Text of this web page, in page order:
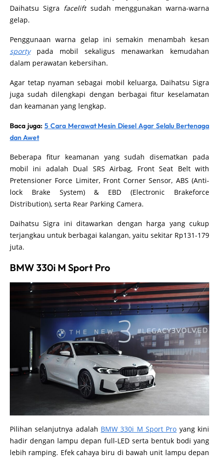
Daihatsu Sigra facelift sudah menggunakan warna-warna
gelap.
Penggunaan warna gelap ini semakin menambah kesan
sportypada mobil sekaligus menawarkan kemudahan
dalam perawatan kebersihan.
Agar tetap nyaman sebagai mobil keluarga, Daihatsu Sigra
juga sudah dilengkapi dengan berbagai fitur keselamatan
dan keamanan yang lengkap.
Baca juga: 5 Cara Merawat Mesin Diesel Agar Selalu Bertenaga
dan Awet
Beberapa fitur keamanan yang sudah disematkan pada
mobil ini adalah Dual SRS Airbag, Front Seat Belt with
Pretensioner Force Limiter, Front Corner Sensor, ABS (Anti-
lock Brake System) & EBD (Electronic Brakeforce
Distribution), serta Rear Parking Camera.
Daihatsu Sigra ini ditawarkan dengan harga yang cukup
terjangkau untuk berbagai kalangan, yaitu sekitar Rp131-179
juta.
BMW 330i M Sport Pro
Pilihan selanjutnya adalah BMW 330i M Sport Pro yang kini
hadir dengan lampu depan full-LED serta bentuk bodi yang
lebih ramping. Efek cahaya biru di bawah unit lampu depan